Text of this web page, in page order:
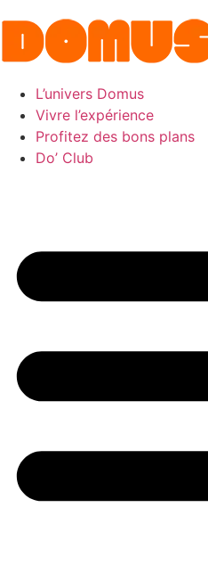
L’univers Domus
Vivre l’expérience
Profitez des bons plans
Do’ Club